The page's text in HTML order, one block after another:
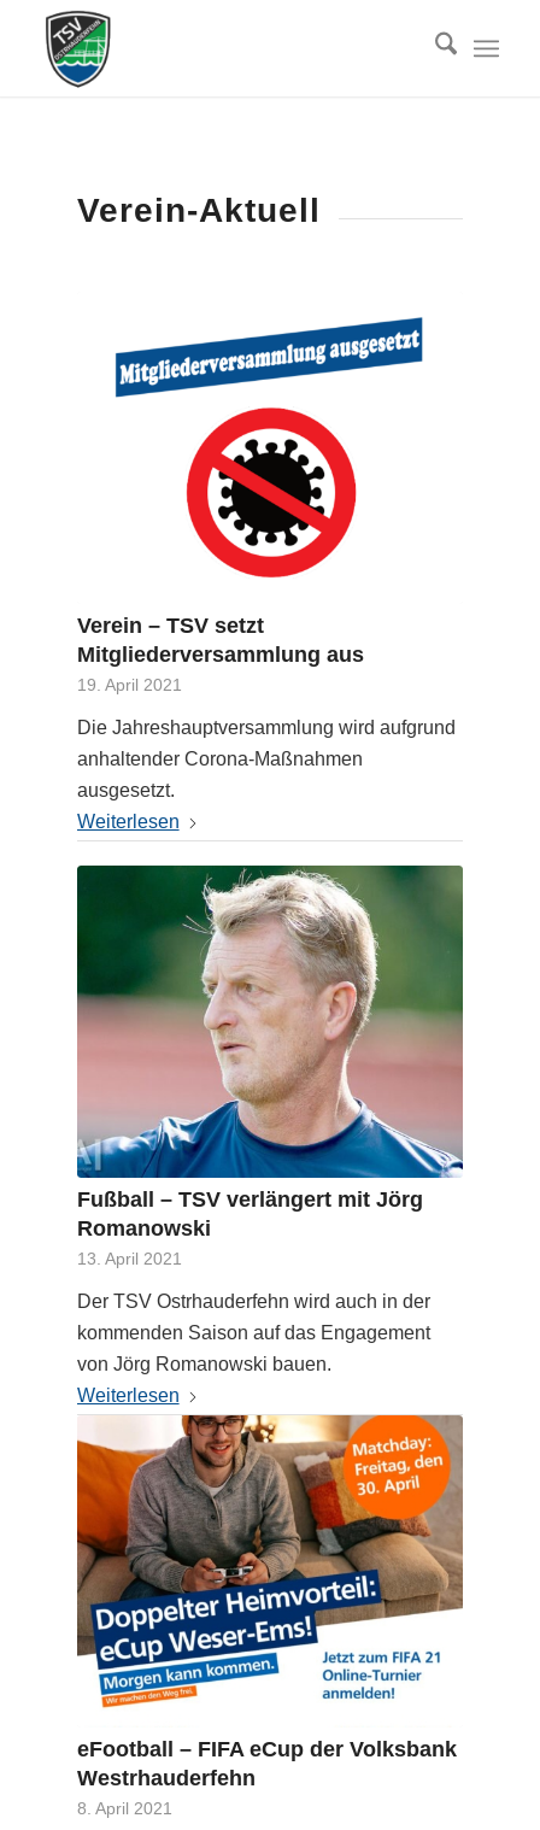
Verein-Aktuell
Verein – TSV setzt
Mitgliederversammlung aus
19. April 2021
Die Jahreshauptversammlung wird aufgrund
anhaltender Corona-Maßnahmen
ausgesetzt.
Weiterlesen
Fußball – TSV verlängert mit Jörg
Romanowski
13. April 2021
Der TSV Ostrhauderfehn wird auch in der
kommenden Saison auf das Engagement
von Jörg Romanowski bauen.
Weiterlesen
eFootball – FIFA eCup der Volksbank
Westrhauderfehn
8. April 2021